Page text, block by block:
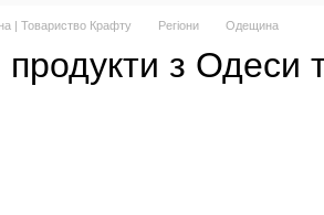
| Товариство Крафту Регіони Одещина
з Одеси